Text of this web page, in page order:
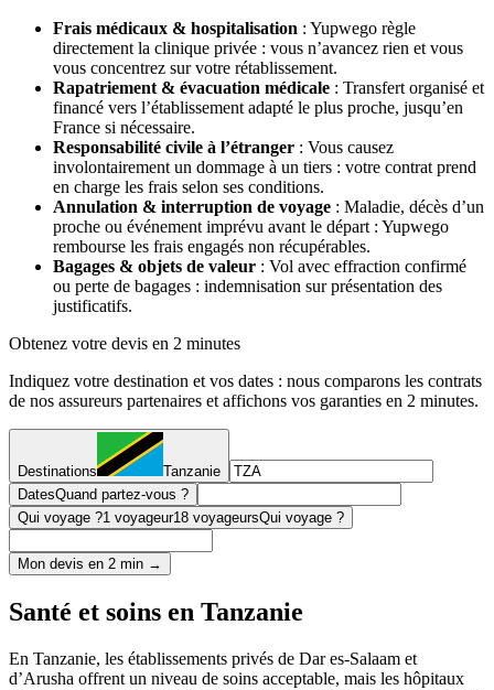
Frais médicaux & hospitalisation : Yupwego règle
directement la clinique privée : vous n’avancez rien et vous
vous concentrez sur votre rétablissement.
Rapatriement & évacuation médicale : Transfert organisé et
financé vers l’établissement adapté le plus proche, jusqu’en
France si nécessaire.
Responsabilité civile à l’étranger : Vous causez
involontairement un dommage à un tiers : votre contrat prend
en charge les frais selon ses conditions.
Annulation & interruption de voyage : Maladie, décès d’un
proche ou événement imprévu avant le départ : Yupwego
rembourse les frais engagés non récupérables.
Bagages & objets de valeur : Vol avec effraction confirmé
ou perte de bagages : indemnisation sur présentation des
justificatifs.
Obtenez votre devis en 2 minutes
Indiquez votre destination et vos dates : nous comparons les contrats
de nos assureurs partenaires et affichons vos garanties en 2 minutes.
Destinations
Tanzanie
DatesQuand partez-vous ?
Qui voyage ?1 voyageur18 voyageursQui voyage ?
Mon devis en 2 min →
Santé et soins en Tanzanie
En Tanzanie, les établissements privés de Dar es-Salaam et
d’Arusha offrent un niveau de soins acceptable, mais les hôpitaux